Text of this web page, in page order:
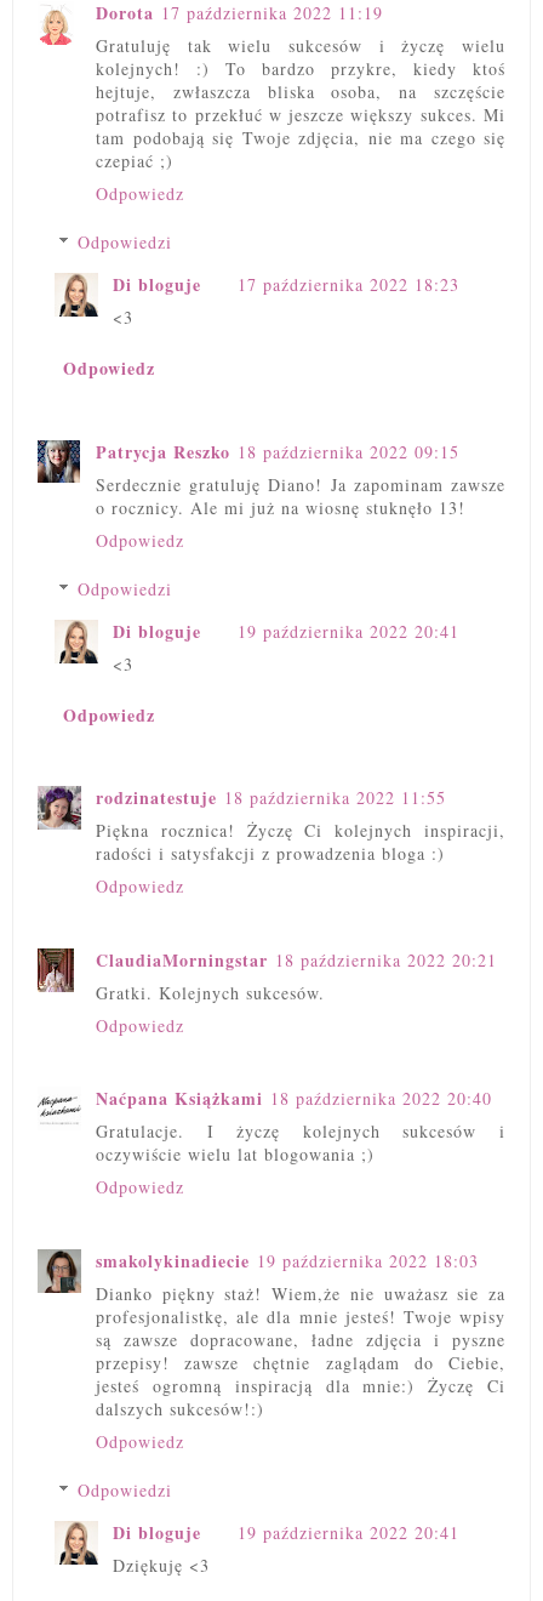
Dorota 17 października 2022 11:19
Gratuluję tak wielu sukcesów i życzę wielu
kolejnych! :) To bardzo przykre, kiedy ktoś
hejtuje, zwłaszcza bliska osoba, na szczęście
potrafisz to przekłuć w jeszcze większy sukces. Mi
tam podobają się Twoje zdjęcia, nie ma czego się
czepiać ;)
Odpowiedz
Odpowiedzi
Di bloguje
17 października 2022 18:23
<3
Odpowiedz
Patrycja Reszko 18 października 2022 09:15
Serdecznie gratuluję Diano! Ja zapominam zawsze
o rocznicy. Ale mi już na wiosnę stuknęło 13!
Odpowiedz
Odpowiedzi
Di bloguje
19 października 2022 20:41
<3
Odpowiedz
rodzinatestuje 18 października 2022 11:55
Piękna rocznica! Życzę Ci kolejnych inspiracji,
radości i satysfakcji z prowadzenia bloga :)
Odpowiedz
ClaudiaMorningstar 18 października 2022 20:21
Gratki. Kolejnych sukcesów.
Odpowiedz
Naćpana Książkami 18 października 2022 20:40
Gratulacje. I życzę kolejnych sukcesów i
oczywiście wielu lat blogowania ;)
Odpowiedz
smakolykinadiecie 19 października 2022 18:03
Dianko piękny staż! Wiem,że nie uważasz sie za
profesjonalistkę, ale dla mnie jesteś! Twoje wpisy
są zawsze dopracowane, ładne zdjęcia i pyszne
przepisy! zawsze chętnie zaglądam do Ciebie,
jesteś ogromną inspiracją dla mnie:) Życzę Ci
dalszych sukcesów!:)
Odpowiedz
Odpowiedzi
Di bloguje
19 października 2022 20:41
Dziękuję <3